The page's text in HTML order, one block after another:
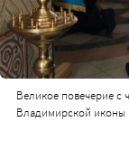
Великое повечерие с
Владимирской иконы